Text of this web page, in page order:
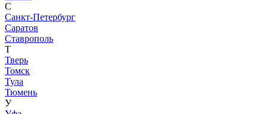
С
Санкт-Петербург
Саратов
Ставрополь
Т
Тверь
Томск
Тула
Тюмень
У